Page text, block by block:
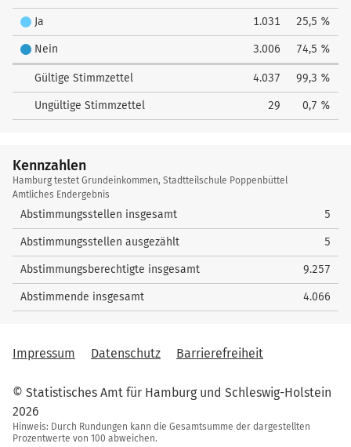
Ja 1.031 25,5 %
Nein 3.006 74,5 %
Gültige Stimmzettel 4.037 99,3 %
Ungültige Stimmzettel 29 0,7 %
Kennzahlen
Kennzahlen
Hamburg testet Grundeinkommen, Stadtteilschule Poppenbüttel
Amtliches Endergebnis
Abstimmungsstellen insgesamt 5
Abstimmungsstellen ausgezählt 5
Abstimmungsberechtigte insgesamt 9.257
Abstimmende insgesamt 4.066
Impressum Datenschutz Barrierefreiheit
© Statistisches Amt für Hamburg und Schleswig-Holstein
2026
Hinweis: Durch Rundungen kann die Gesamtsumme der dargestellten
Prozentwerte von 100 abweichen.